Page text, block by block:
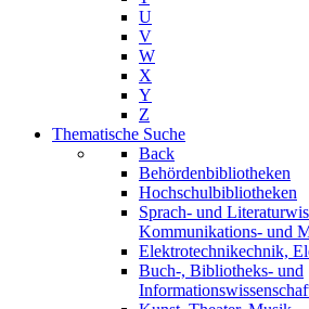
U
V
W
X
Y
Z
Thematische Suche
Back
Behördenbibliotheken
Hochschulbibliotheken
Sprach- und
Kommunikations- und
Elektrotechnikechnik,
Buch-, Bibliotheks- und